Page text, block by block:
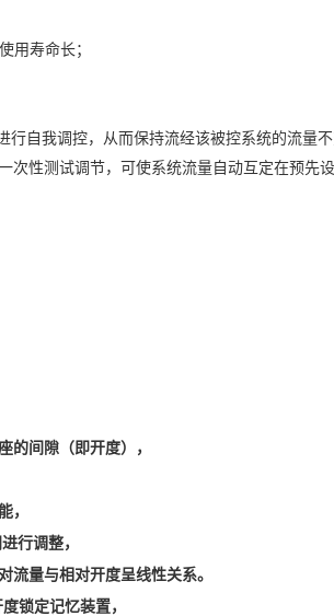
用寿命长；
自我调控，从而保持流经该被控系统的流量
次性测试调节，可使系统流量自动互定在预先
的间隙（即开度），
，
行调整，
流量与相对开度呈线性关系。
锁定记忆装置，